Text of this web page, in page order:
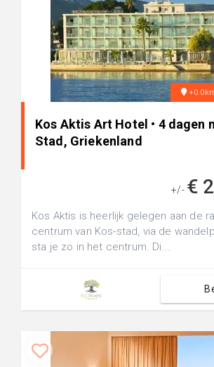
Kos Aktis Art Hotel • 4 dagen
Stad, Griekenland
+/- €
Kos Aktis is heerlijk gelegen aan de
centrum van Kos-stad, via de
sta je zo in het centrum. Di...